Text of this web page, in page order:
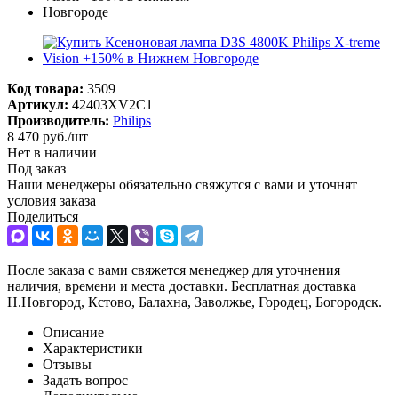
Код товара: 3509
Артикул: 42403XV2C1
Производитель: Philips
8 470 руб./шт
Нет в наличии
Под заказ
Наши менеджеры обязательно свяжутся с вами и уточнят
условия заказа
Поделиться
После заказа с вами свяжется менеджер для уточнения
наличия, времени и места доставки. Бесплатная доставка
Н.Новгород, Кстово, Балахна, Заволжье, Городец, Богородск.
Описание
Характеристики
Отзывы
Задать вопрос